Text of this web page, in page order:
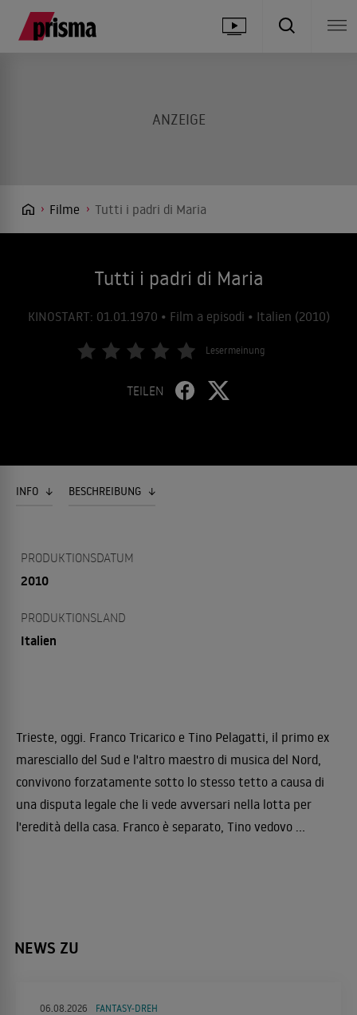
Filme Tutti i padri di Maria
Tutti i padri di Maria
KINOSTART: 01.01.1970 • Film a episodi • Italien (2010)
Lesermeinung
TEILEN
INFO BESCHREIBUNG
PRODUKTIONSDATUM
2010
PRODUKTIONSLAND
Italien
Trieste, oggi. Franco Tricarico e Tino Pelagatti, il primo ex
maresciallo del Sud e l'altro maestro di musica del Nord,
convivono forzatamente sotto lo stesso tetto a causa di
una disputa legale che li vede avversari nella lotta per
l'eredità della casa. Franco è separato, Tino vedovo ...
NEWS ZU
06.08.2026 FANTASY-DREH